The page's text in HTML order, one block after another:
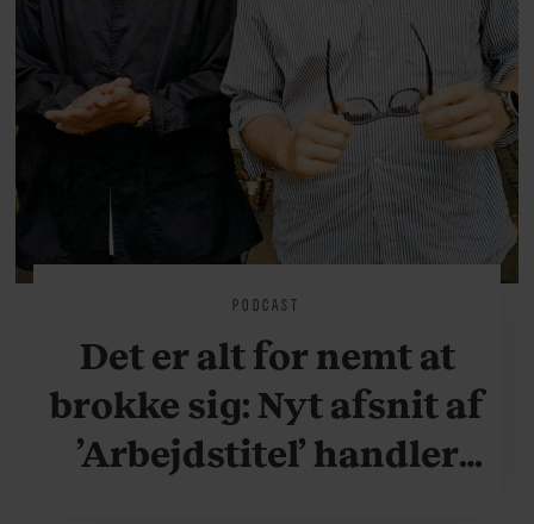
PODCAST
Det er alt for nemt at
brokke sig: Nyt afsnit af
’Arbejdstitel’ handler